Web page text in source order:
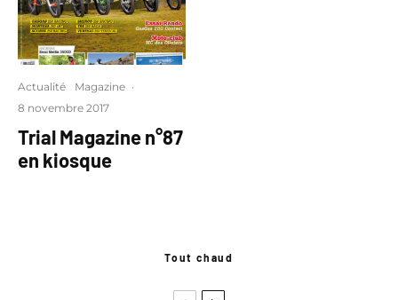
Actualité Magazine ·
8 novembre 2017
Trial Magazine n°87
en kiosque
Tout chaud